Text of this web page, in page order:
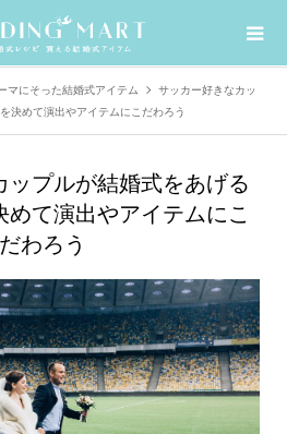
マにそった結婚式アイテム
サッカー好きなカッ
決めて演出やアイテムにこだわろう
プルが結婚式をあげる
て演出やアイテムにこ
だわろう